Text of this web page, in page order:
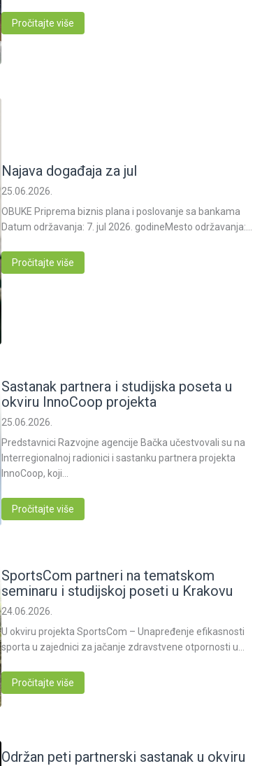
Pročitajte više
Najava događaja za jul
25.06.2026.
OBUKE Priprema biznis plana i poslovanje sa bankama
Datum održavanja: 7. jul 2026. godineMesto održavanja:…
Pročitajte više
Sastanak partnera i studijska poseta u
okviru InnoCoop projekta
25.06.2026.
Predstavnici Razvojne agencije Bačka učestvovali su na
Interregionalnoj radionici i sastanku partnera projekta
InnoCoop, koji…
Pročitajte više
SportsCom partneri na tematskom
seminaru i studijskoj poseti u Krakovu
24.06.2026.
U okviru projekta SportsCom – Unapređenje efikasnosti
sporta u zajednici za jačanje zdravstvene otpornosti u…
Pročitajte više
Održan peti partnerski sastanak u okviru